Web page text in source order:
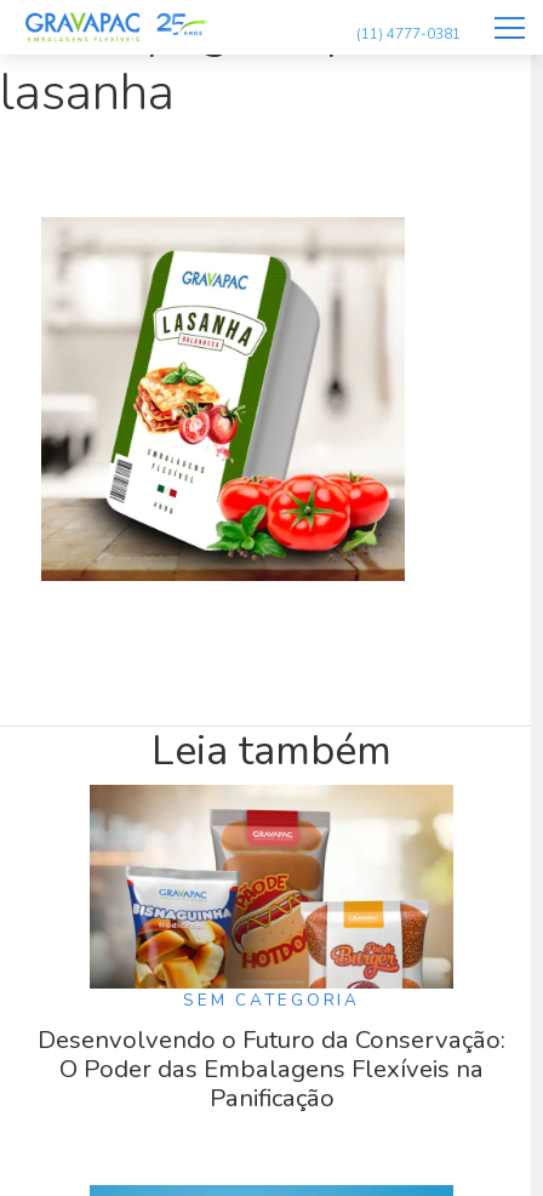
(11) 4777-0381
mockup-gravapac-
lasanha
Leia também
SEM CATEGORIA
Desenvolvendo o Futuro da Conservação:
O Poder das Embalagens Flexíveis na
Panificação